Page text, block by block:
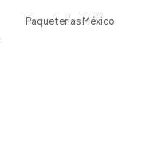
Paqueterías México